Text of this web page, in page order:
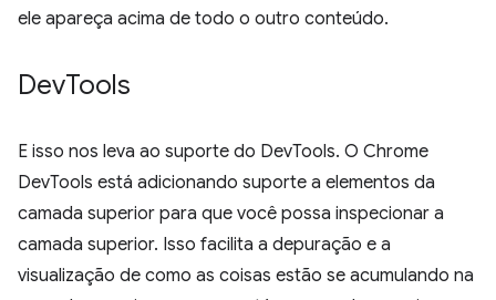
ele apareça acima de todo o outro conteúdo.
DevTools
E isso nos leva ao suporte do DevTools. O Chrome
DevTools está adicionando suporte a elementos da
camada superior para que você possa inspecionar a
camada superior. Isso facilita a depuração e a
visualização de como as coisas estão se acumulando na